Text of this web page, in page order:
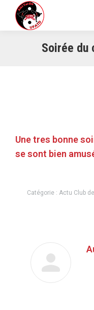
Soirée du
Une tres bonne
se sont bien
Catégorie : Actu Club